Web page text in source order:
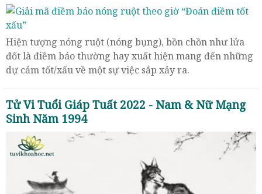
Hiện tượng nóng ruột (nóng bụng), bồn chồn như lửa
đốt là điềm báo thường hay xuất hiện mang đến những
dự cảm tốt/xấu về một sự việc sắp xảy ra.
Tử Vi Tuổi Giáp Tuất 2022 - Nam & Nữ Mạng
Sinh Năm 1994